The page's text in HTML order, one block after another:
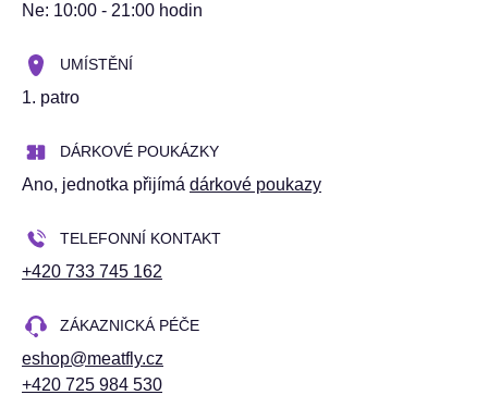
Ne: 10:00 - 21:00 hodin
UMÍSTĚNÍ
1. patro
DÁRKOVÉ POUKÁZKY
Ano, jednotka přijímá dárkové poukazy
TELEFONNÍ KONTAKT
+420 733 745 162
ZÁKAZNICKÁ PÉČE
eshop@meatfly.cz
+420 725 984 530